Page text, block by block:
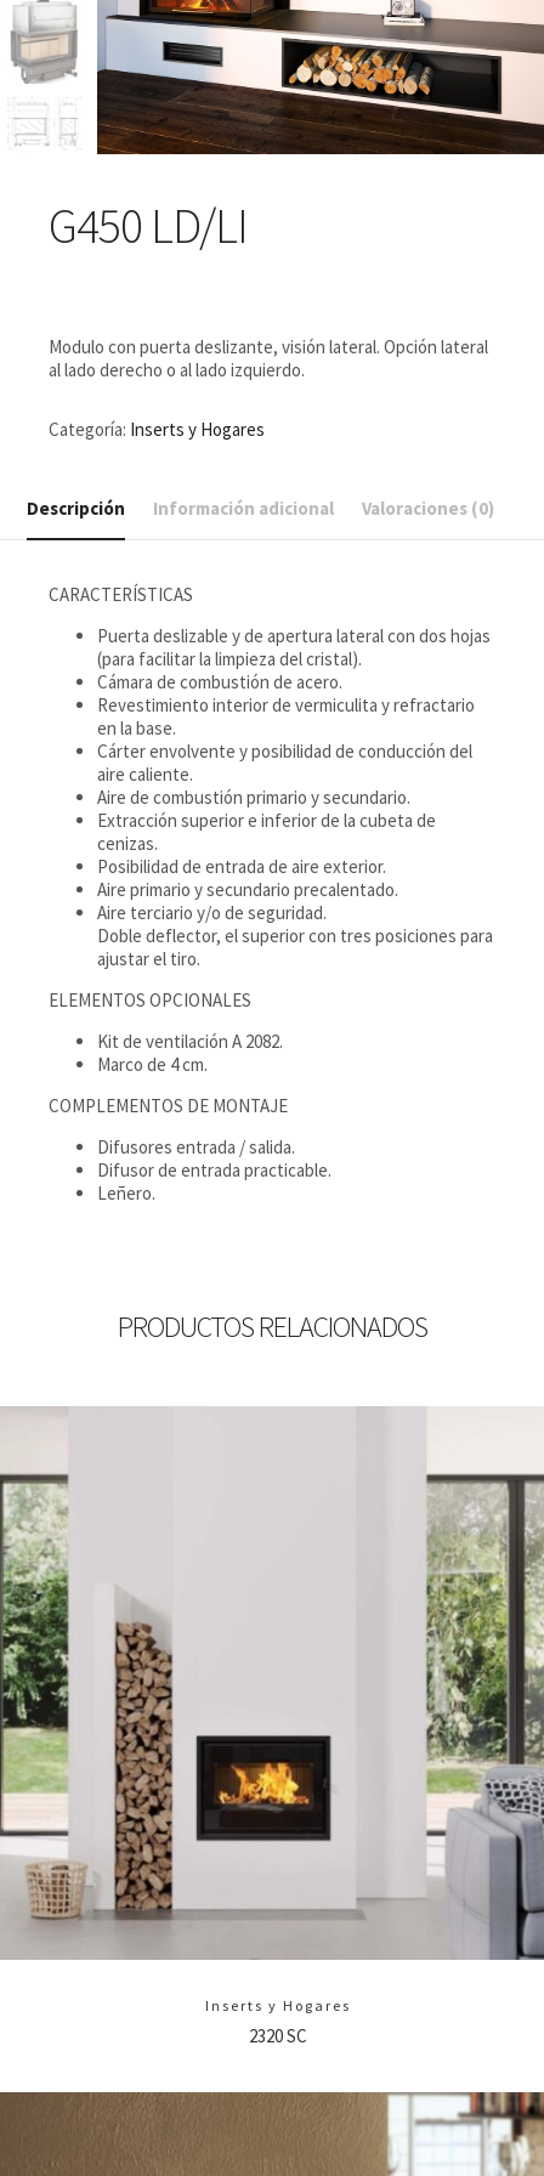
G450 LD/LI
Modulo con puerta deslizante, visión lateral. Opción lateral
al lado derecho o al lado izquierdo.
Categoría: Inserts y Hogares
Descripción Información adicional Valoraciones (0)
CARACTERÍSTICAS
Puerta deslizable y de apertura lateral con dos hojas
(para facilitar la limpieza del cristal).
Cámara de combustión de acero.
Revestimiento interior de vermiculita y refractario
en la base.
Cárter envolvente y posibilidad de conducción del
aire caliente.
Aire de combustión primario y secundario.
Extracción superior e inferior de la cubeta de
cenizas.
Posibilidad de entrada de aire exterior.
Aire primario y secundario precalentado.
Aire terciario y/o de seguridad.
Doble deflector, el superior con tres posiciones para
ajustar el tiro.
ELEMENTOS OPCIONALES
Kit de ventilación A 2082.
Marco de 4 cm.
COMPLEMENTOS DE MONTAJE
Difusores entrada / salida.
Difusor de entrada practicable.
Leñero.
PRODUCTOS RELACIONADOS
Inserts y Hogares
2320 SC